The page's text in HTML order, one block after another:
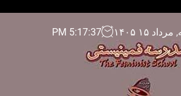
۱۵ ۱۴۰۵ 5:17:39
PM